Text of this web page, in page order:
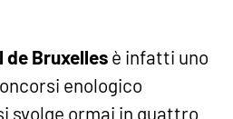
de Bruxelles è infatti uno
enologico
svolge ormai in quattro